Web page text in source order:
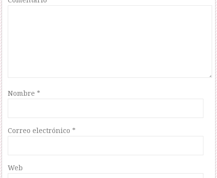
Nombre*
Correo electrónico*
Web